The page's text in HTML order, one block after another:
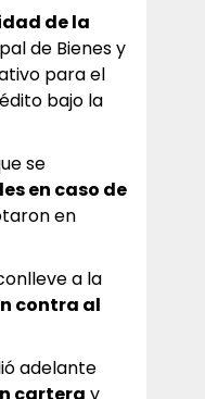
de la
de Bienes y
para el
bajo la
se
en caso de
en
a la
contra al
adelante